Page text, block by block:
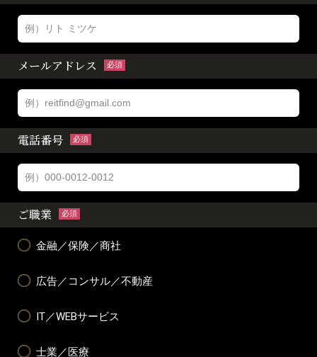
メールアドレス 必須
電話番号 必須
ご職業 必須
金融／保険／商社
広告／コンサル／不動産
IT／WEBサービス
士業／医療